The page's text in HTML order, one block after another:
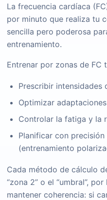
La frecuencia cardíaca
por minuto que realiza tu
sencilla pero poderosa
entrenamiento.
Entrenar por zonas de FC
Prescribir intensidades
Optimizar
Controlar la fatiga y la
Planificar con
(entrenamiento
Cada método de cálculo
“zona 2” o el “umbral”,
mantener coherencia: si